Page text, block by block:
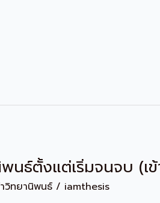
ธ์ตั้งแต่เริ่มจนจบ (เข้
วิทยานิพนธ์/ iamthesis